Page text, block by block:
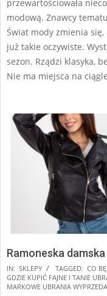
przewartościowała
modową. Znawcy
Świat mody zmienia
już takie oczywiste.
sezon. Rządzi klasyka,
Nie ma miejsca na
Ramoneska
2025-
07-
IN: SKLEPY TAGGED: CO
GDZIE KUPIĆ FAJNE I TANIE
MARKOWE UBRANIA